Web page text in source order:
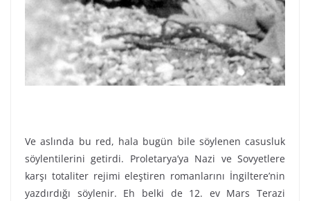
Ve aslında bu red, hala bugün bile söylenen casusluk
söylentilerini getirdi. Proletarya’ya Nazi ve Sovyetlere
karşı totaliter rejimi eleştiren romanlarını İngiltere’nin
yazdırdığı söylenir. Eh belki de 12. ev Mars Terazi